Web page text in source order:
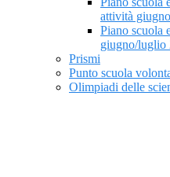
attività
Piano scuola
giugno/luglio
Prismi
Punto scuola
Olimpiadi delle